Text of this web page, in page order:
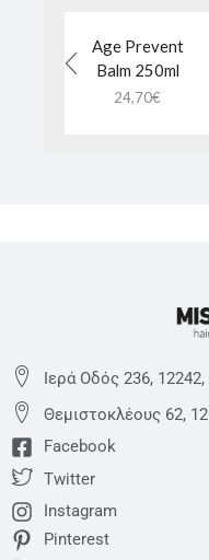
Age Prevent
Balm 250ml
24,70€
Ιερά Οδός 236,
Θεμιστoκλέους 62,
Facebook
Twitter
Instagram
Pinterest